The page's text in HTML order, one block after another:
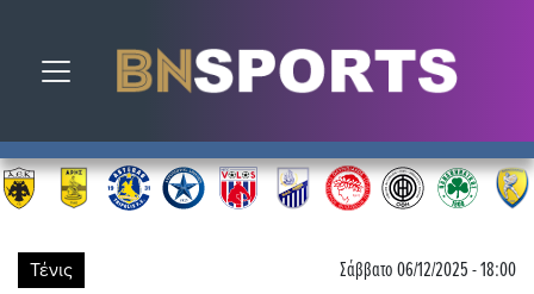
Toggle navigation
Τένις Σάββατο 06/12/2025 - 18:00